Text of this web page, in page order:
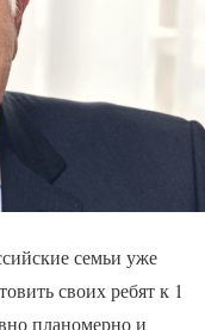
семьи уже
своих ребят к 1
планомерно и